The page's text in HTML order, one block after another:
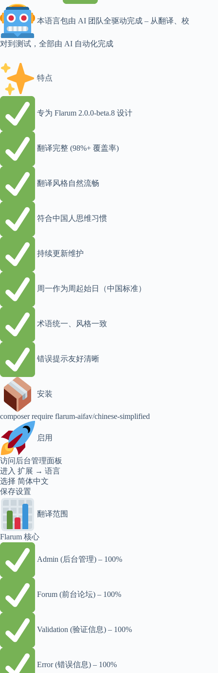
本语言包由 AI 团队全驱动完成 – 从翻译、校
对到测试，全部由 AI 自动化完成
特点
专为 Flarum 2.0.0-beta.8 设计
翻译完整 (98%+ 覆盖率)
翻译风格自然流畅
符合中国人思维习惯
持续更新维护
周一作为周起始日（中国标准）
术语统一、风格一致
错误提示友好清晰
安装
composer require flarum-aifav/chinese-simplified
启用
访问后台管理面板
进入 扩展 → 语言
选择 简体中文
保存设置
翻译范围
Flarum 核心
Admin (后台管理) – 100%
Forum (前台论坛) – 100%
Validation (验证信息) – 100%
Error (错误信息) – 100%